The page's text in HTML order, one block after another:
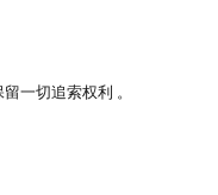
一切追索权利 。